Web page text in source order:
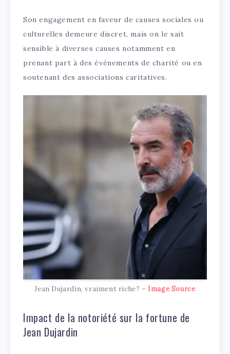
Son engagement en faveur de causes sociales ou
culturelles demeure discret, mais on le sait
sensible à diverses causes notamment en
prenant part à des événements de charité ou en
soutenant des associations caritatives.
Jean Dujardin, vraiment riche? – Image Source
Impact de la notoriété sur la fortune de
Jean Dujardin